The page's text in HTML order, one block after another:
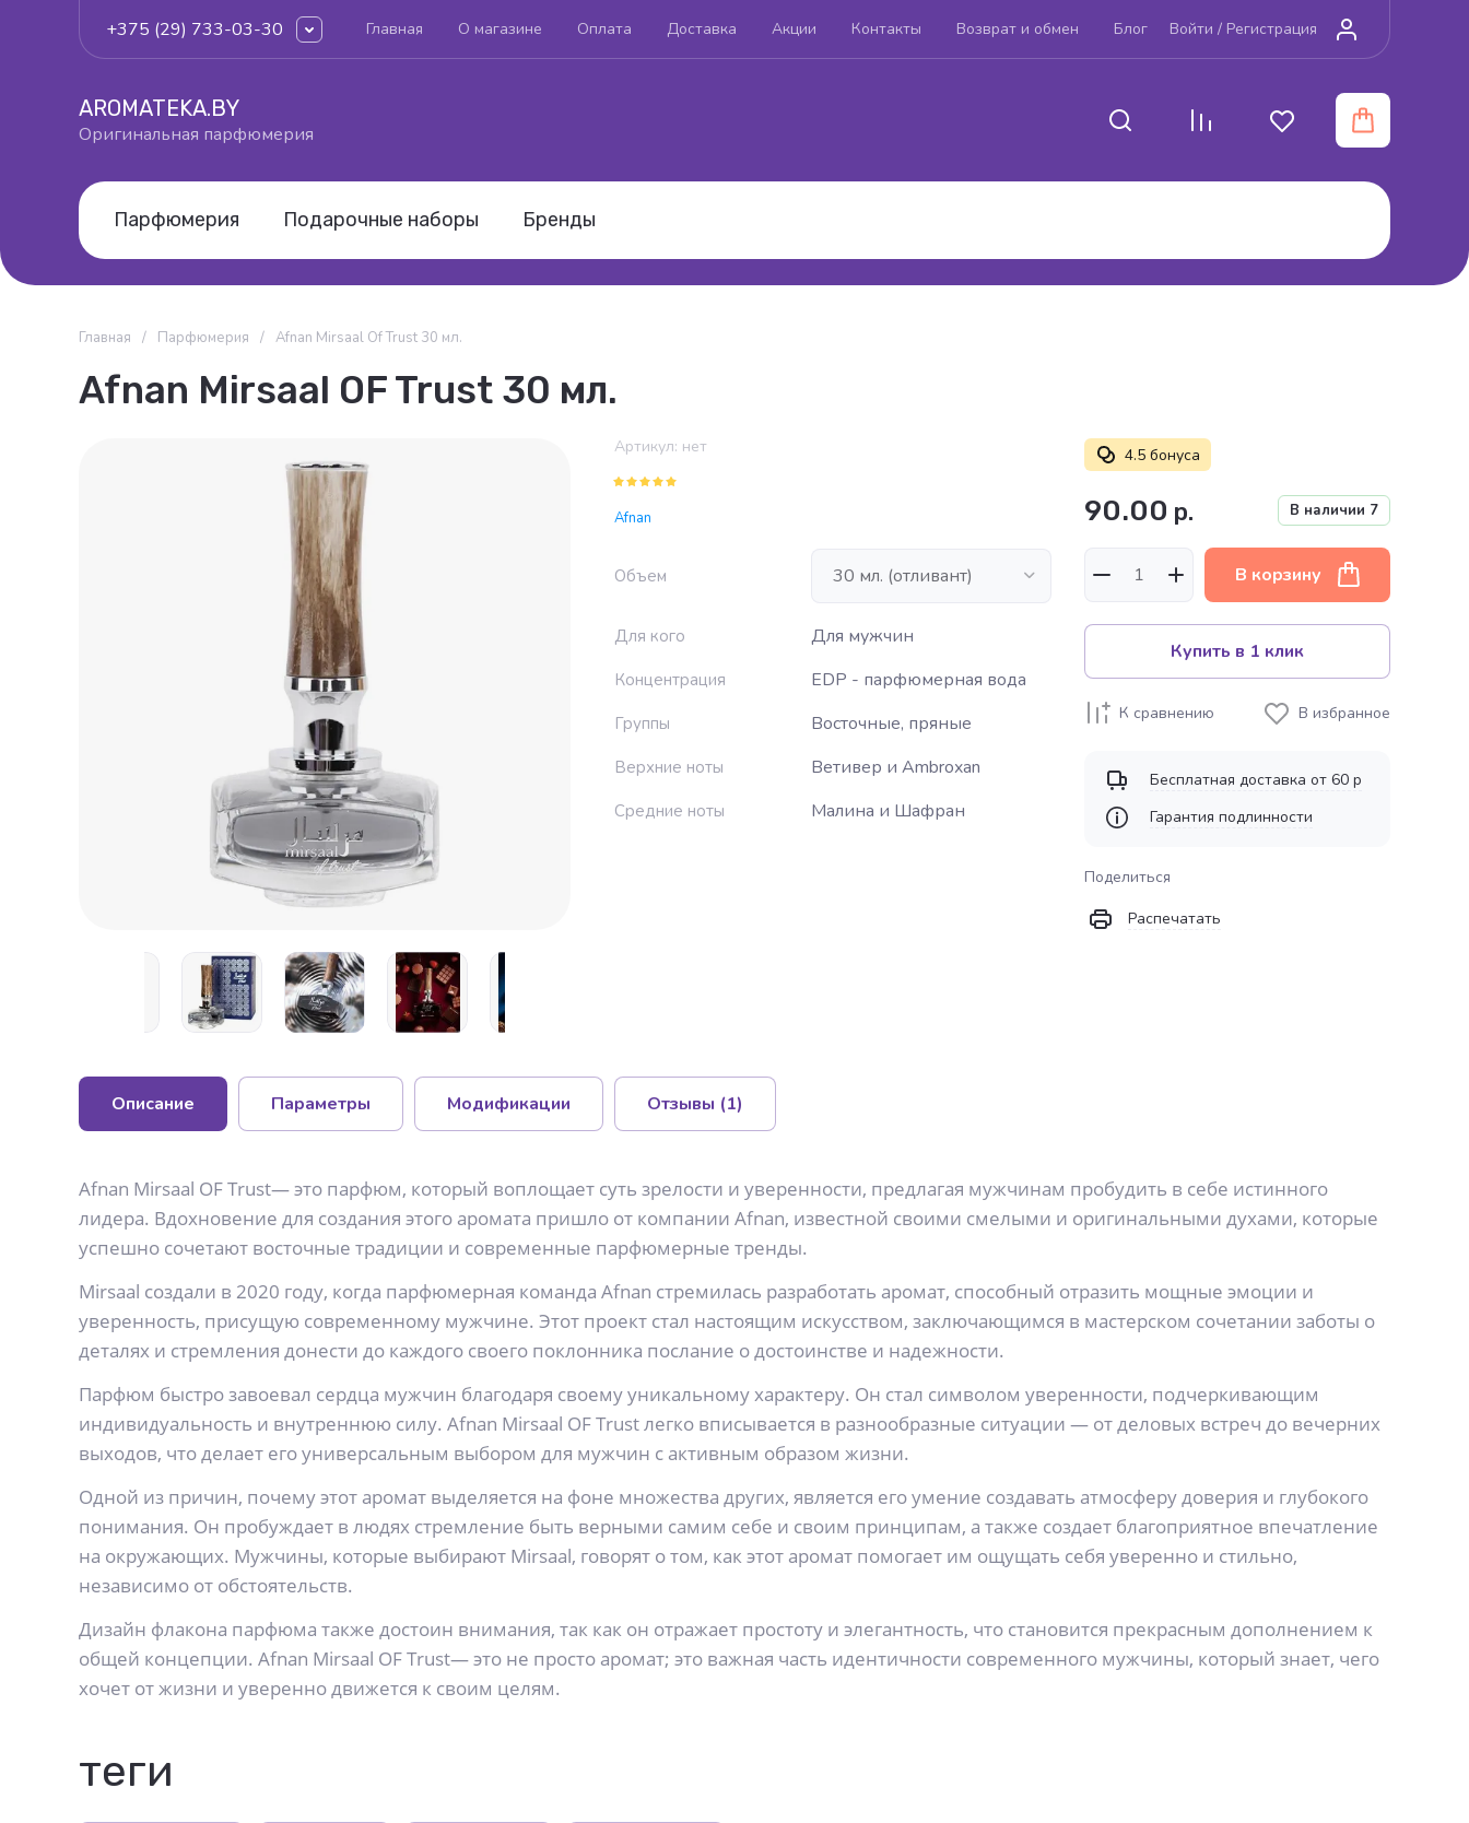
+375 (29) 733-03-30 Главная О магазине Оплата Доставка Акции Контакты Возврат и обмен Блог Войти / Регистрация
AROMATEKA.BY
Оригинальная парфюмерия
Парфюмерия Подарочные наборы Бренды
Главная / Парфюмерия / Afnan Mirsaal Of Trust 30 мл.
Afnan Mirsaal OF Trust 30 мл.
Артикул: нет
Afnan
Объем
Для кого Для мужчин
Концентрация EDP - парфюмерная вода
Группы Восточные, пряные
Верхние ноты Ветивер и Ambroxan
Средние ноты Малина и Шафран
4.5 бонуса
В наличии 7
90.00 р.
В корзину
Купить в 1 клик
К сравнению В избранное
Бесплатная доставка от 60 р
Гарантия подлинности
Поделиться
Распечатать
Описание Параметры Модификации Отзывы (1)
Afnan Mirsaal OF Trust— это парфюм, который воплощает суть зрелости и уверенности, предлагая мужчинам пробудить в себе истинного
лидера. Вдохновение для создания этого аромата пришло от компании Afnan, известной своими смелыми и оригинальными духами, которые
успешно сочетают восточные традиции и современные парфюмерные тренды.
Mirsaal создали в 2020 году, когда парфюмерная команда Afnan стремилась разработать аромат, способный отразить мощные эмоции и
уверенность, присущую современному мужчине. Этот проект стал настоящим искусством, заключающимся в мастерском сочетании заботы о
деталях и стремления донести до каждого своего поклонника послание о достоинстве и надежности.
Парфюм быстро завоевал сердца мужчин благодаря своему уникальному характеру. Он стал символом уверенности, подчеркивающим
индивидуальность и внутреннюю силу. Afnan Mirsaal OF Trust легко вписывается в разнообразные ситуации — от деловых встреч до вечерних
выходов, что делает его универсальным выбором для мужчин с активным образом жизни.
Одной из причин, почему этот аромат выделяется на фоне множества других, является его умение создавать атмосферу доверия и глубокого
понимания. Он пробуждает в людях стремление быть верными самим себе и своим принципам, а также создает благоприятное впечатление
на окружающих. Мужчины, которые выбирают Mirsaal, говорят о том, как этот аромат помогает им ощущать себя уверенно и стильно,
независимо от обстоятельств.
Дизайн флакона парфюма также достоин внимания, так как он отражает простоту и элегантность, что становится прекрасным дополнением к
общей концепции. Afnan Mirsaal OF Trust— это не просто аромат; это важная часть идентичности современного мужчины, который знает, чего
хочет от жизни и уверенно движется к своим целям.
теги